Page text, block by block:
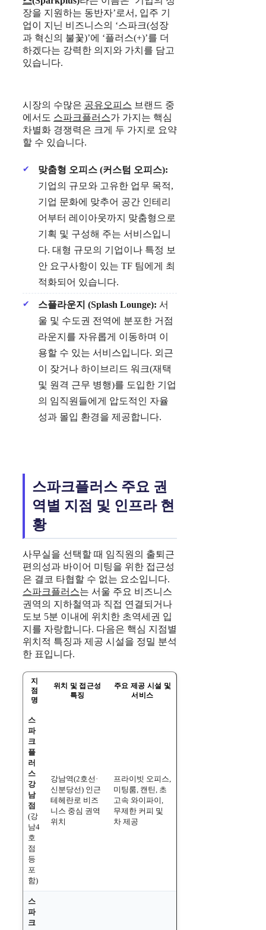
장을 지원하는 동반자’로서, 입주 기
업이 지닌 비즈니스의 ‘스파크(성장
과 혁신의 불꽃)’에 ‘플러스(+)’를 더
하겠다는 강력한 의지와 가치를 담고
있습니다.
시장의 수많은 공유오피스 브랜드 중
에서도 스파크플러스가 가지는 핵심
차별화 경쟁력은 크게 두 가지로 요약
할 수 있습니다.
맞춤형 오피스 (커스텀 오피스):
기업의 규모와 고유한 업무 목적,
기업 문화에 맞추어 공간 인테리
어부터 레이아웃까지 맞춤형으로
기획 및 구성해 주는 서비스입니
다. 대형 규모의 기업이나 특정 보
안 요구사항이 있는 TF 팀에게 최
적화되어 있습니다.
스플라운지 (Splash Lounge): 서
울 및 수도권 전역에 분포한 거점
라운지를 자유롭게 이동하며 이
용할 수 있는 서비스입니다. 외근
이 잦거나 하이브리드 워크(재택
및 원격 근무 병행)를 도입한 기업
의 임직원들에게 압도적인 자율
성과 몰입 환경을 제공합니다.
스파크플러스 주요 권
역별 지점 및 인프라 현
황
사무실을 선택할 때 임직원의 출퇴근
편의성과 바이어 미팅을 위한 접근성
은 결코 타협할 수 없는 요소입니다.
스파크플러스는 서울 주요 비즈니스
권역의 지하철역과 직접 연결되거나
도보 5분 이내에 위치한 초역세권 입
지를 자랑합니다. 다음은 핵심 지점별
위치적 특징과 제공 시설을 정밀 분석
한 표입니다.
지
점
명
위치 및 접근성
특징
주요 제공 시설 및
서비스
스
파
크
플
러
스
강
남
점
(강
남4
호
점
등
포
함)
강남역(2호선·
신분당선) 인근
테헤란로 비즈
니스 중심 권역
위치
프라이빗 오피스,
미팅룸, 캔틴, 초
고속 와이파이,
무제한 커피 및
차 제공
스
파
크